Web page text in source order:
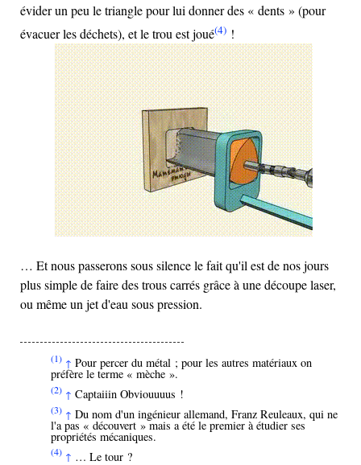
évider un peu le triangle pour lui donner des « dents » (pour
évacuer les déchets), et le trou est joué(4) !
… Et nous passerons sous silence le fait qu'il est de nos jours
plus simple de faire des trous carrés grâce à une découpe laser,
ou même un jet d'eau sous pression.
(1) ↑ Pour percer du métal ; pour les autres matériaux on
préfère le terme « mèche ».
(2) ↑ Captaiiin Obviouuuus !
(3) ↑ Du nom d'un ingénieur allemand, Franz Reuleaux, qui ne
l'a pas « découvert » mais a été le premier à étudier ses
propriétés mécaniques.
(4) ↑ … Le tour ?